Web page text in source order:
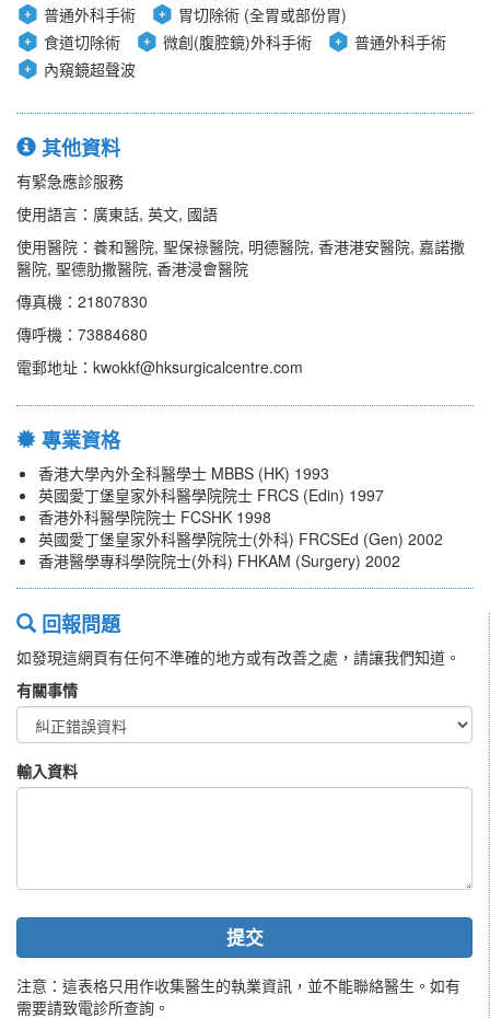
普通外科手術
胃切除術 (全胃或部份胃)
食道切除術
微創(腹腔鏡)外科手術
普通外科手術
內窺鏡超聲波
其他資料
有緊急應診服務
使用語言：廣東話, 英文, 國語
使用醫院：養和醫院, 聖保祿醫院, 明德醫院, 香港港安醫院, 嘉諾撒
醫院, 聖德肋撒醫院, 香港浸會醫院
傳真機：21807830
傳呼機：73884680
電郵地址：kwokkf@hksurgicalcentre.com
專業資格
香港大學內外全科醫學士 MBBS (HK) 1993
英國愛丁堡皇家外科醫學院院士 FRCS (Edin) 1997
香港外科醫學院院士 FCSHK 1998
英國愛丁堡皇家外科醫學院院士(外科) FRCSEd (Gen) 2002
香港醫學專科學院院士(外科) FHKAM (Surgery) 2002
回報問題
如發現這網頁有任何不準確的地方或有改善之處，請讓我們知道。
有關事情
輸入資料
提交
注意：這表格只用作收集醫生的執業資訊，並不能聯絡醫生。如有
需要請致電診所查詢。